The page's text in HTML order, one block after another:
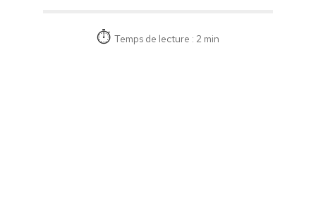
Temps de lecture : 2 min